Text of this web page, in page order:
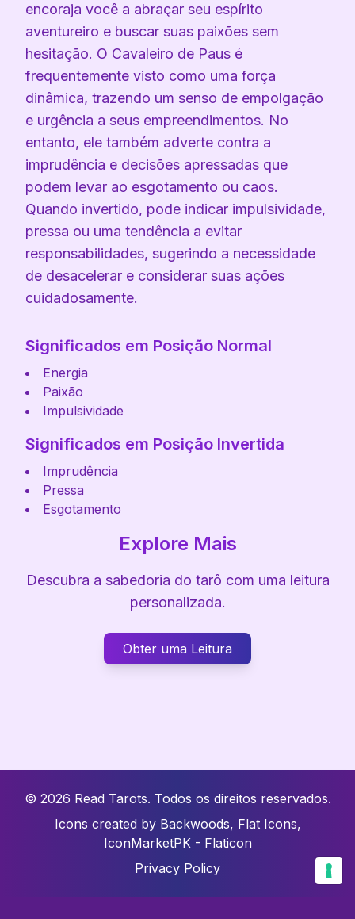
encoraja você a abraçar seu espírito
aventureiro e buscar suas paixões sem
hesitação. O Cavaleiro de Paus é
frequentemente visto como uma força
dinâmica, trazendo um senso de empolgação
e urgência a seus empreendimentos. No
entanto, ele também adverte contra a
imprudência e decisões apressadas que
podem levar ao esgotamento ou caos.
Quando invertido, pode indicar impulsividade,
pressa ou uma tendência a evitar
responsabilidades, sugerindo a necessidade
de desacelerar e considerar suas ações
cuidadosamente.
Significados em Posição Normal
Energia
Paixão
Impulsividade
Significados em Posição Invertida
Imprudência
Pressa
Esgotamento
Explore Mais
Descubra a sabedoria do tarô com uma leitura
personalizada.
Obter uma Leitura
© 2026 Read Tarots. Todos os direitos reservados.
Icons created by Backwoods, Flat Icons,
IconMarketPK - Flaticon
Privacy Policy